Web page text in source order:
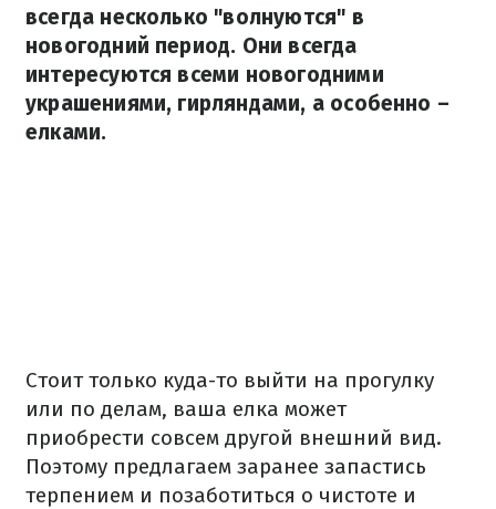
всегда несколько "волнуются" в
новогодний период. Они всегда
интересуются всеми новогодними
украшениями, гирляндами, а особенно –
елками.
Стоит только куда-то выйти на прогулку
или по делам, ваша елка может
приобрести совсем другой внешний вид.
Поэтому предлагаем заранее запастись
терпением и позаботиться о чистоте и